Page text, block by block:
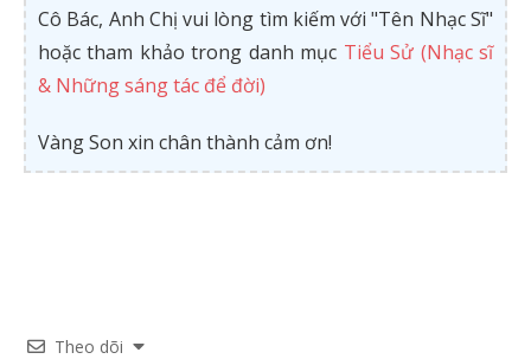
Cô Bác, Anh Chị vui lòng tìm kiếm với "Tên Nhạc Sĩ"
hoặc tham khảo trong danh mục Tiểu Sử (Nhạc sĩ
& Những sáng tác để đời)
Vàng Son xin chân thành cảm ơn!
Theo dõi